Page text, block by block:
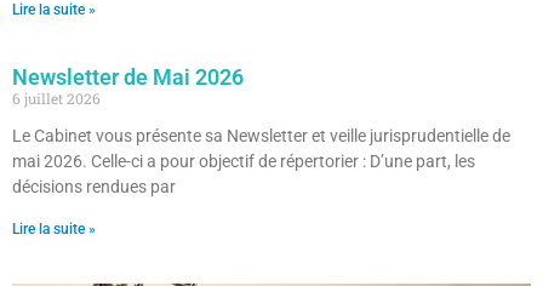
Lire la suite »
Newsletter de Mai 2026
6 juillet 2026
Le Cabinet vous présente sa Newsletter et veille jurisprudentielle de
mai 2026. Celle-ci a pour objectif de répertorier : D’une part, les
décisions rendues par
Lire la suite »